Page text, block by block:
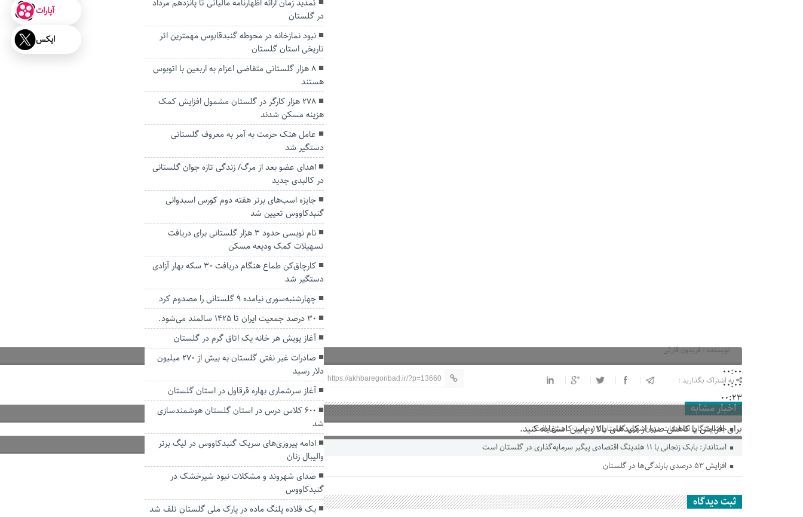
00:00
00:00
00:23
برای افزایش یا کاهش صدا از کلیدهای بالا و پایین استفاده کنید.
نویسنده : فریدون قارئی
به اشتراک بگذارید : https://akhbaregonbad.ir/?p=13660
اخبار مشابه
جانباختگان تصادفات درون‌شهری گلستان ۱۷ درصد کاهش یافت
استاندار: بابک زنجانی با ۱۱ هلدینگ اقتصادی پیگیر سرمایه‌گذاری در گلستان است
افزایش ۵۳ درصدی بارندگی‌ها در گلستان
ثبت دیدگاه
تمدید زمان ارائه اظهارنامه مالیاتی تا پانزدهم مرداد
در گلستان
نبود نمازخانه در محوطه گنبدقابوس مهمترین اثر
تاریخی استان گلستان
۸ هزار گلستانی متقاضی اعزام به اربعین با اتوبوس
هستند
۲۷۸ هزار کارگر در گلستان مشمول افزایش کمک
هزینه مسکن شدند
عامل هتک حرمت به آمر به معروف گلستانی
دستگیر شد
اهدای عضو بعد از مرگ/ زندگی تازه جوان گلستانی
در کالبدی جدید
جایزه اسب‌های برتر هفته دوم کورس اسبدوانی
گنبدکاووس تعیین شد
نام نویسی حدود ۳ هزار گلستانی برای دریافت
تسهیلات کمک ودیعه مسکن
کارچاق‌کن طماع هنگام دریافت ۳۰ سکه بهار آزادی
دستگیر شد
چهارشنبه‌سوری نیامده ۹ گلستانی را مصدوم کرد
۳۰ درصد جمعیت ایران تا ۱۴۲۵ سالمند می‌شود.
آغاز پویش هر خانه یک اتاق گرم در گلستان
صادرات غیر نفتی گلستان به بیش از ۲۷۰ میلیون
دلار رسید
آغاز سرشماری بهاره قرقاول در استان گلستان
۶۰۰ کلاس درس در استان گلستان هوشمندسازی
شد
ادامه پیروزی‌های سریک گنبدکاووس در لیگ برتر
والیبال زنان
صدای شهروند و مشکلات نبود شیرخشک در
گنبدکاووس
یک قلاده پلنگ ماده در پارک ملی گلستان تلف شد
آپارات
ایکس